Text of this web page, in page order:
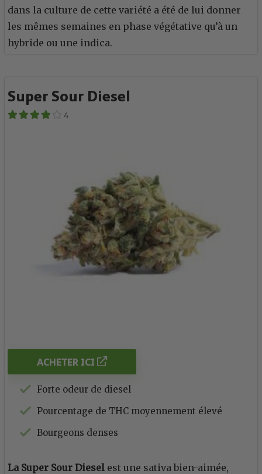
dans la culture de cette variété a été de lui donner
les mêmes semaines en phase végétative qu’à un
hybride ou une indica.
Super Sour Diesel
4
ACHETER ICI
Forte odeur de diesel
Pourcentage de THC moyennement élevé
Bourgeons denses
La Super Sour Diesel est une sativa bien-aimée,